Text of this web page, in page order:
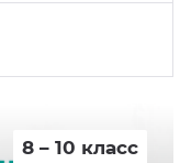
8 – 10 класс